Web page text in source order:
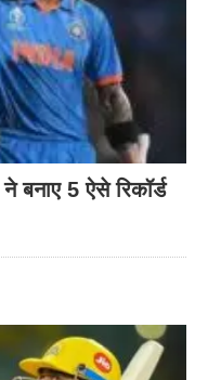
बनाए 5 ऐसे रिकॉर्ड